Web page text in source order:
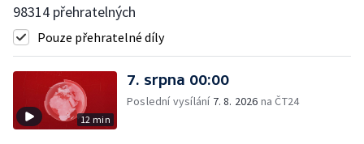
98314 přehratelných
Pouze přehratelné díly
12 min
7. srpna 00:00
Poslední vysílání 7. 8. 2026 na ČT24